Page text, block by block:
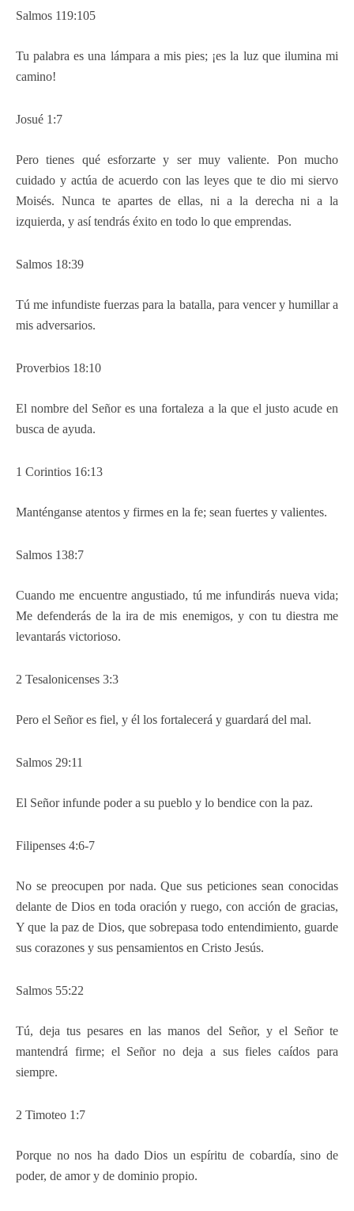
Salmos 119:105
Tu palabra es una lámpara a mis pies; ¡es la luz que ilumina mi
camino!
Josué 1:7
Pero tienes qué esforzarte y ser muy valiente. Pon mucho
cuidado y actúa de acuerdo con las leyes que te dio mi siervo
Moisés. Nunca te apartes de ellas, ni a la derecha ni a la
izquierda, y así tendrás éxito en todo lo que emprendas.
Salmos 18:39
Tú me infundiste fuerzas para la batalla, para vencer y humillar a
mis adversarios.
Proverbios 18:10
El nombre del Señor es una fortaleza a la que el justo acude en
busca de ayuda.
1 Corintios 16:13
Manténganse atentos y firmes en la fe; sean fuertes y valientes.
Salmos 138:7
Cuando me encuentre angustiado, tú me infundirás nueva vida;
Me defenderás de la ira de mis enemigos, y con tu diestra me
levantarás victorioso.
2 Tesalonicenses 3:3
Pero el Señor es fiel, y él los fortalecerá y guardará del mal.
Salmos 29:11
El Señor infunde poder a su pueblo y lo bendice con la paz.
Filipenses 4:6-7
No se preocupen por nada. Que sus peticiones sean conocidas
delante de Dios en toda oración y ruego, con acción de gracias,
Y que la paz de Dios, que sobrepasa todo entendimiento, guarde
sus corazones y sus pensamientos en Cristo Jesús.
Salmos 55:22
Tú, deja tus pesares en las manos del Señor, y el Señor te
mantendrá firme; el Señor no deja a sus fieles caídos para
siempre.
2 Timoteo 1:7
Porque no nos ha dado Dios un espíritu de cobardía, sino de
poder, de amor y de dominio propio.